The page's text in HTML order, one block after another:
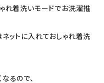
れ着洗いモードでお洗濯推
ットに入れておしゃれ着洗
るので、